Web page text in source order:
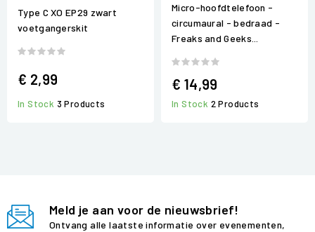
Type C XO EP29 zwart
voetgangerskit
€ 2,99
In Stock 3 Products
Micro-hoofdtelefoon -
circumaural - bedraad -
Freaks and Geeks...
€ 14,99
In Stock 2 Products
Meld je aan voor de nieuwsbrief!
Ontvang alle laatste informatie over evenementen,